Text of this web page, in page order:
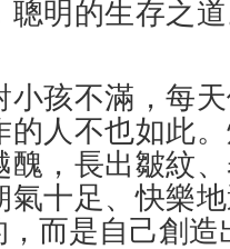
聰明的生存之
小孩不滿，每
的人不也如此
醜，長出皺紋
氣十足、快樂
而是自己創造